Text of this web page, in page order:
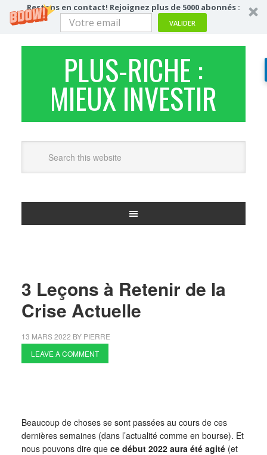
Restons en contact! Rejoignez plus de 5000 abonnés :
VALIDER
PLUS-RICHE :
MIEUX INVESTIR
3 Leçons à Retenir de la
Crise Actuelle
13 MARS 2022 BY PIERRE
LEAVE A COMMENT
Beaucoup de choses se sont passées au cours de ces
dernières semaines (dans l’actualité comme en bourse). Et
nous pouvons dire que ce début 2022 aura été agité(et